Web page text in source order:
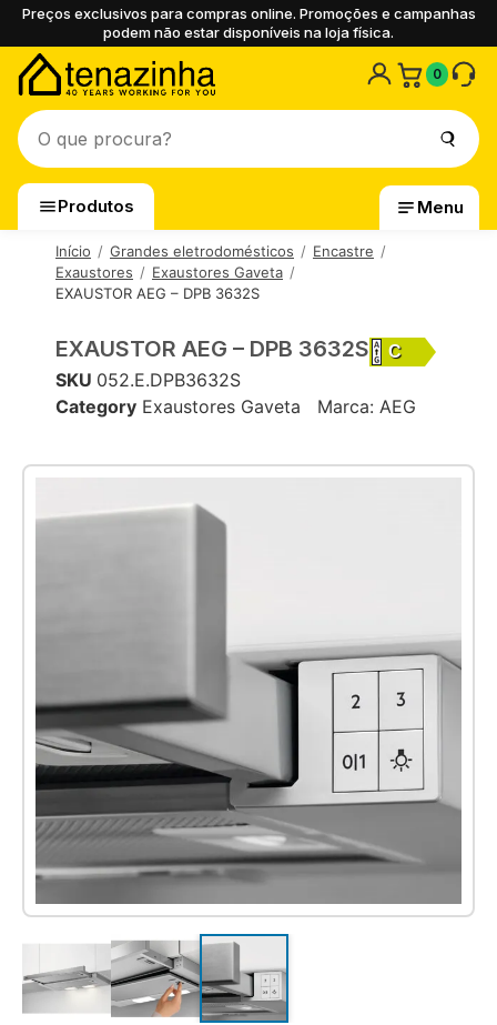
Preços exclusivos para compras online. Promoções e campanhas
podem não estar disponíveis na loja física.
0
Produtos Menu
Início Grandes eletrodomésticos
Encastre
Exaustores
Exaustores Gaveta
EXAUSTOR AEG – DPB 3632S
EXAUSTOR AEG – DPB 3632S C
SKU 052.E.DPB3632S
Category Exaustores Gaveta Marca: AEG